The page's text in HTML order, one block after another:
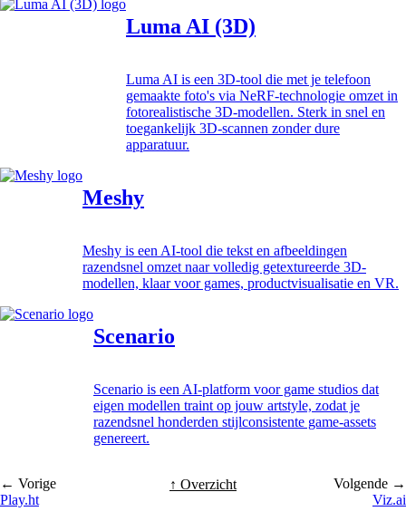
Luma AI (3D)
Luma AI is een 3D-tool die met je telefoon
gemaakte foto's via NeRF-technologie omzet in
fotorealistische 3D-modellen. Sterk in snel en
toegankelijk 3D-scannen zonder dure
apparatuur.
Meshy
Meshy is een AI-tool die tekst en afbeeldingen
razendsnel omzet naar volledig getextureerde 3D-
modellen, klaar voor games, productvisualisatie en VR.
Scenario
Scenario is een AI-platform voor game studios dat
eigen modellen traint op jouw artstyle, zodat je
razendsnel honderden stijlconsistente game-assets
genereert.
← Vorige
Play.ht
↑ Overzicht
Volgende →
Viz.ai